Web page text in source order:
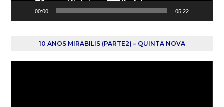
00:00 05:22
10 ANOS MIRABILIS (PARTE2) – QUINTA NOVA